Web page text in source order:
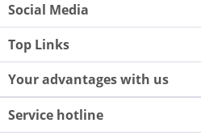
Social Media
Top Links
Your advantages with us
Service hotline